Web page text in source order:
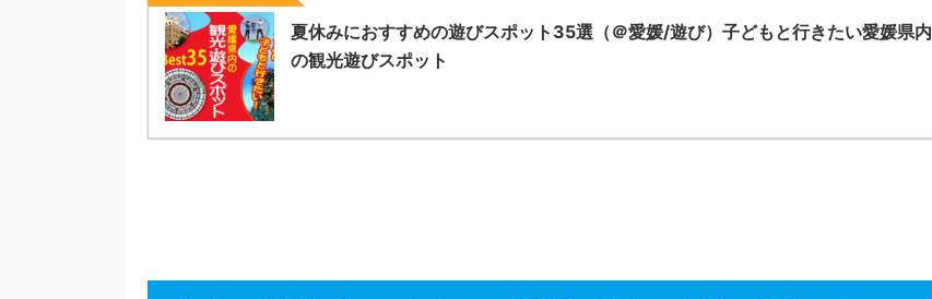
夏休みにおすすめの遊びスポット35選（＠愛媛/遊び）子どもと行きたい愛媛県内
の観光遊びスポット